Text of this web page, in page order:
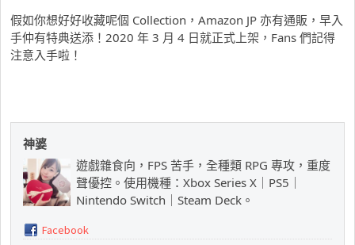
假如你想好好收藏呢個 Collection，Amazon JP 亦有通販，早入
手仲有特典送添！2020 年 3 月 4 日就正式上架，Fans 們記得
注意入手啦！
神婆
遊戲雜食向，FPS 苦手，全種類 RPG 專攻，重度
聲優控。使用機種：Xbox Series X｜PS5｜
Nintendo Switch｜Steam Deck。
Facebook